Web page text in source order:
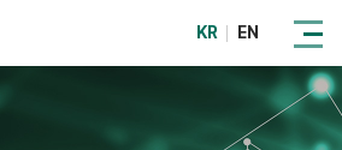
KR EN